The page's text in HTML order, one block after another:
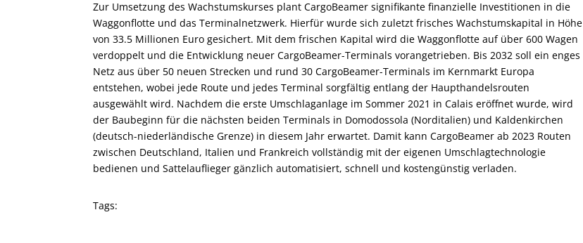
Zur Umsetzung des Wachstumskurses plant CargoBeamer signifikante finanzielle Investitionen in die
Waggonflotte und das Terminalnetzwerk. Hierfür wurde sich zuletzt frisches Wachstumskapital in Höhe
von 33.5 Millionen Euro gesichert. Mit dem frischen Kapital wird die Waggonflotte auf über 600 Wagen
verdoppelt und die Entwicklung neuer CargoBeamer-Terminals vorangetrieben. Bis 2032 soll ein enges
Netz aus über 50 neuen Strecken und rund 30 CargoBeamer-Terminals im Kernmarkt Europa
entstehen, wobei jede Route und jedes Terminal sorgfältig entlang der Haupthandelsrouten
ausgewählt wird. Nachdem die erste Umschlaganlage im Sommer 2021 in Calais eröffnet wurde, wird
der Baubeginn für die nächsten beiden Terminals in Domodossola (Norditalien) und Kaldenkirchen
(deutsch-niederländische Grenze) in diesem Jahr erwartet. Damit kann CargoBeamer ab 2023 Routen
zwischen Deutschland, Italien und Frankreich vollständig mit der eigenen Umschlagtechnologie
bedienen und Sattelauflieger gänzlich automatisiert, schnell und kostengünstig verladen.
Tags: